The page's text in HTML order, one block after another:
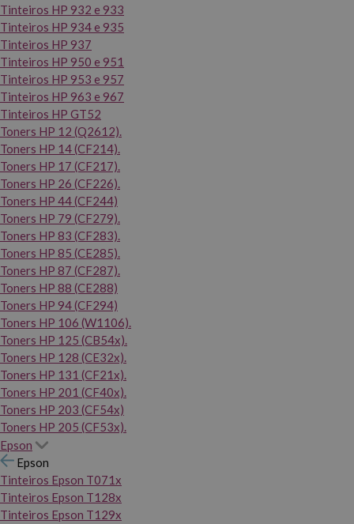
Tinteiros HP 932 e 933
Tinteiros HP 934 e 935
Tinteiros HP 937
Tinteiros HP 950 e 951
Tinteiros HP 953 e 957
Tinteiros HP 963 e 967
Tinteiros HP GT52
Toners HP 12 (Q2612).
Toners HP 14 (CF214).
Toners HP 17 (CF217).
Toners HP 26 (CF226).
Toners HP 44 (CF244)
Toners HP 79 (CF279).
Toners HP 83 (CF283).
Toners HP 85 (CE285).
Toners HP 87 (CF287).
Toners HP 88 (CE288)
Toners HP 94 (CF294)
Toners HP 106 (W1106).
Toners HP 125 (CB54x).
Toners HP 128 (CE32x).
Toners HP 131 (CF21x).
Toners HP 201 (CF40x).
Toners HP 203 (CF54x)
Toners HP 205 (CF53x).
Epson
Epson
Tinteiros Epson T071x
Tinteiros Epson T128x
Tinteiros Epson T129x